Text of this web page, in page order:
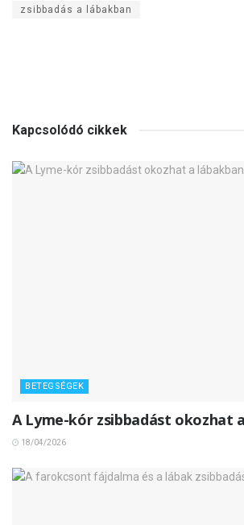
zsibbadás a lábakban
Kapcsolódó cikkek
BETEGSÉGEK
A Lyme-kór zsibbadást okozhat
18/04/2026